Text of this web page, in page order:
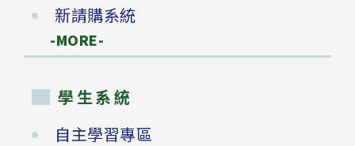
新請購系統
-MORE-
學生系統
自主學習專區